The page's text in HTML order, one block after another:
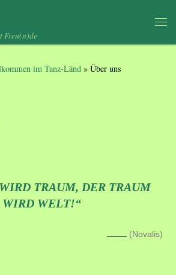
Freu(n)de
im Tanz-Länd » Über uns
TRAUM, DER TRAUM
WIRD WELT!“
(Novalis)